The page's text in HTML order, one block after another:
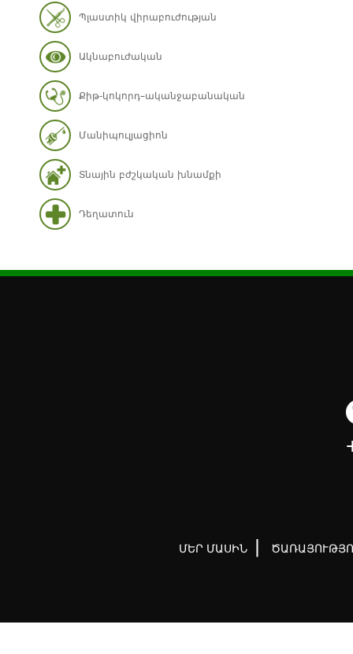
Պլաստիկ վիրաբուժության
Ակնաբուժական
Քիթ-կոկորդ–ականջաբանական
Մանիպուլյացիոն
Տնային բժշկական խնամքի
Դեղատուն
ՄԵՐ ՄԱՍԻՆ